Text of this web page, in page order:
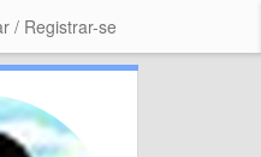
/ Registrar-se